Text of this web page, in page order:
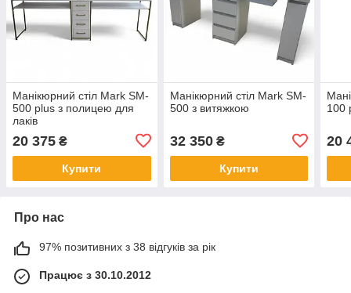
Манікюрний стіл Mark SM-
500 plus з полицею для
лаків
20 375 ₴
Купити
Манікюрний стіл Mark SM-
500 з витяжкою
32 350₴
Купити
100
20
Про нас
97% позитивних з 38 відгуків за рік
Працює з 30.10.2012